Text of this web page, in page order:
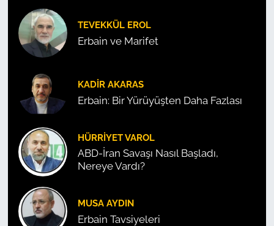
TEVEKKÜL EROL
Erbain ve Marifet
KADIR AKARAS
Erbain: Bir Yürüyüşten Daha Fazlası
HÜRRIYET VAROL
ABD-İran Savaşı Nasıl Başladı,
Nereye Vardı?
MUSA AYDIN
Erbain Tavsiyeleri